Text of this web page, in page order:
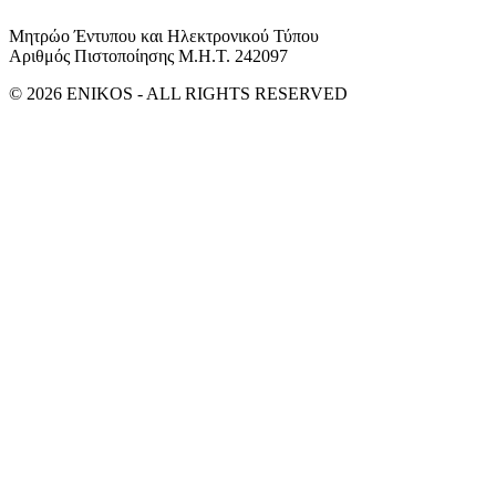
Μητρώο Έντυπου και Ηλεκτρονικού Τύπου
Αριθμός Πιστοποίησης Μ.Η.Τ. 242097
© 2026 ENIKOS - ALL RIGHTS RESERVED